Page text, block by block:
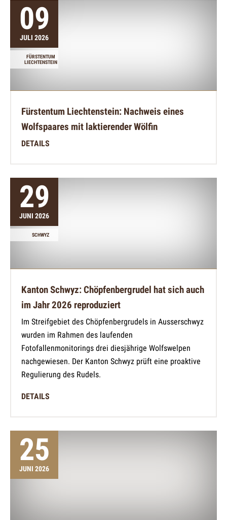
09
JULI 2026
FÜRSTENTUM
LIECHTENSTEIN
Fürstentum Liechtenstein: Nachweis eines
Wolfspaares mit laktierender Wölfin
DETAILS
29
JUNI 2026
SCHWYZ
Kanton Schwyz: Chöpfenbergrudel hat sich auch
im Jahr 2026 reproduziert
Im Streifgebiet des Chöpfenbergrudels in Ausserschwyz
wurden im Rahmen des laufenden
Fotofallenmonitorings drei diesjährige Wolfswelpen
nachgewiesen. Der Kanton Schwyz prüft eine proaktive
Regulierung des Rudels.
DETAILS
25
JUNI 2026